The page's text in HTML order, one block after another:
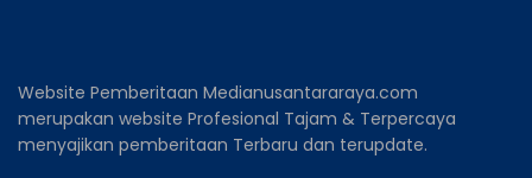
Website Pemberitaan Medianusantararaya.com
merupakan website Profesional Tajam & Terpercaya
menyajikan pemberitaan Terbaru dan terupdate.